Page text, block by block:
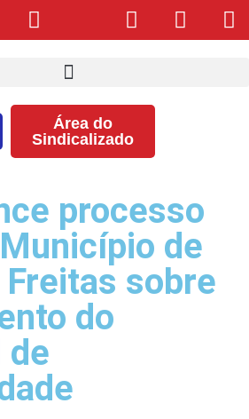
Área do
Sindicalizado
processo
de
Freitas sobre
do
de